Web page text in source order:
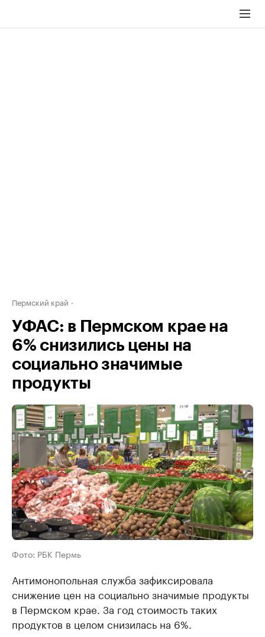
Пермский край
УФАС: в Пермском крае на
6% снизились цены на
социально значимые
продукты
Фото: РБК Пермь
Антимонопольная служба зафиксировала
снижение цен на социально значимые продукты
в Пермском крае. За год стоимость таких
продуктов в целом снизилась на 6%.